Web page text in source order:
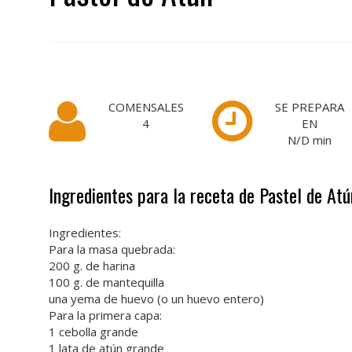
COMENSALES
4
SE PREPARA
EN
N/D min
Ingredientes para la receta de Pastel de
Ingredientes:
Para la masa quebrada:
200 g. de harina
100 g. de mantequilla
una yema de huevo (o un huevo entero)
Para la primera capa:
1 cebolla grande
1 lata de atún grande